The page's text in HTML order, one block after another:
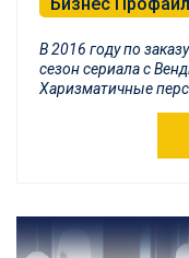
В 2016 году по
сезон сериала с
Харизматичные